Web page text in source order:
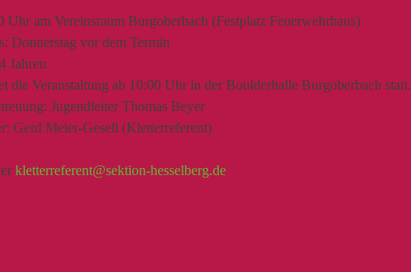
Uhr am Vereinsraum Burgoberbach (Festplatz Feuerwehrhaus)
Donnerstag vor dem Termin
Jahren
die Veranstaltung ab 10:00 Uhr in der Boulderhalle Burgoberbach statt.
Jugendleiter Thomas Beyer
Gerd Meier-Gesell (Kletterreferent)
kletterreferent@sektion-hesselberg.de